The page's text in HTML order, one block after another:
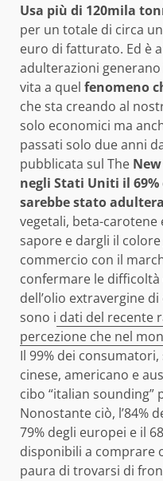
Usa più di 120mila
per un totale di circa
euro di fatturato. Ed è
adulterazioni
vita a quel fenomeno
che sta creando al
solo economici ma
passati solo due anni
pubblicata sul The
negli Stati Uniti il
sarebbe stato
vegetali, beta-
sapore e dargli il
commercio con il
confermare le
dell’olio extravergine
sono i dati del recente
percezione che nel
Il 99% dei
cinese, americano e
cibo “italian
Nonostante ciò, l’84%
79% degli europei e il
disponibili a comprare
paura di trovarsi di